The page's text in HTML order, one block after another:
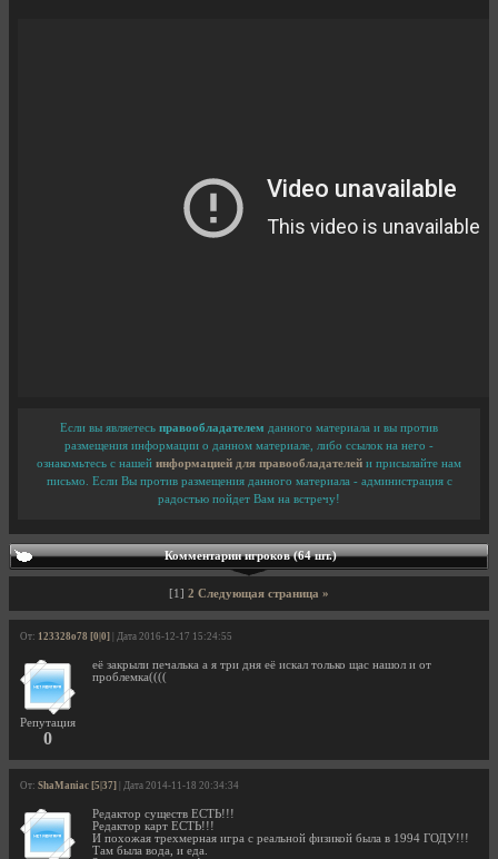
Если вы являетесь правообладателем данного материала и вы против
размещения информации о данном материале, либо ссылок на него -
ознакомьтесь с нашей информацией для правообладателей и присылайте нам
письмо. Если Вы против размещения данного материала - администрация с
радостью пойдет Вам на встречу!
Комментарии игроков (64 шт.)
[1] 2 Следующая страница »
От: 123328o78 [0|0] | Дата 2016-12-17 15:24:55
Репутация
0
её закрыли печалька а я три дня её искал только щас нашол и от
проблемка((((
От: ShaManiac [5|37] | Дата 2014-11-18 20:34:34
Редактор существ ЕСТЬ!!!
Редактор карт ЕСТЬ!!!
И похожая трехмерная игра с реальной физикой была в 1994 ГОДУ!!!
Там была вода, и еда.